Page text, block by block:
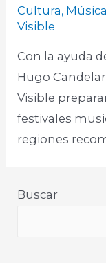
Cultura, Música
Visible
Con la ayuda
Hugo
Visible
festivales
regiones
Buscar